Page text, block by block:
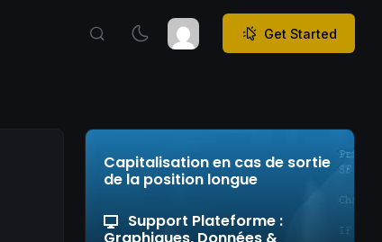
Get Started
Capitalisation en cas de sortie
de la position longue
Support Plateforme :
Graphiques, Données &